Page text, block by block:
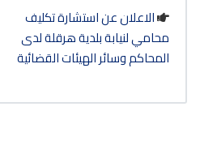
الاعلان عن استشارة تكليف
محامي لنيابة بلدية هرقلة لدى
المحاكم وسائر الهيئات القضائية